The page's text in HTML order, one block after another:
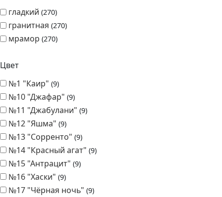
гладкий 270
гранитная 270
мрамор 270
Цвет
№1 "Каир" 9
№10 "Джафар" 9
№11 "Джабулани" 9
№12 "Яшма" 9
№13 "Сорренто" 9
№14 "Красный агат" 9
№15 "Антрацит" 9
№16 "Хаски" 9
№17 "Чёрная ночь" 9